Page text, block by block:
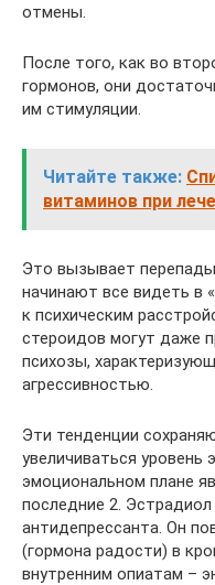
отмены.
После того, как во
гормонов, они
им стимуляции.
Читайте также:
витаминов при
Это вызывает
начинают все видеть в
к психическим
стероидов могут даже
психозы,
агрессивностью.
Эти тенденции
увеличиваться
эмоциональном плане
последние 2.
антидепрессанта. Он
(гормона радости) в
внутренним опиатам –